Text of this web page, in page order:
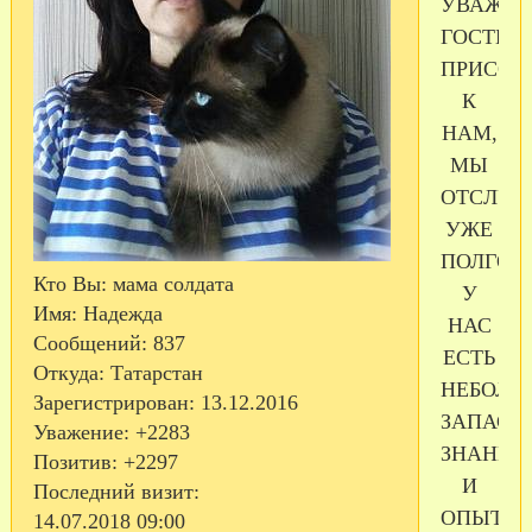
Кто Вы: мама солдата
Имя: Надежда
Сообщений: 837
Откуда: Татарстан
Зарегистрирован: 13.12.2016
Уважение: +2283
Позитив: +2297
Последний визит:
14.07.2018 09:00
ГОСТИ!!!
К
НАМ,
МЫ
УЖЕ
У
НАС
ЕСТЬ
ЗАПАС
ЗНАНИЙ
И
ОПЫТ,